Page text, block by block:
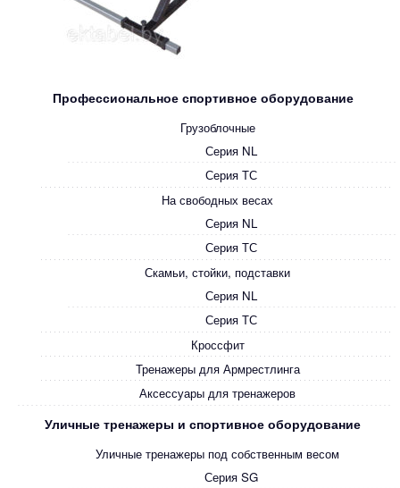
Профессиональное спортивное оборудование
Грузоблочные
Серия NL
Серия ТС
На свободных весах
Серия NL
Серия ТС
Скамьи, стойки, подставки
Серия NL
Серия ТС
Кроссфит
Тренажеры для Армрестлинга
Аксессуары для тренажеров
Уличные тренажеры и спортивное оборудование
Уличные тренажеры под собственным весом
Серия SG